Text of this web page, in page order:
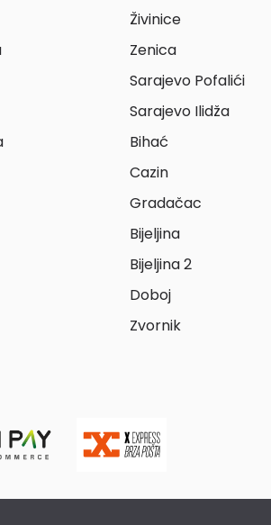
Živinice
Zenica
Sarajevo Pofalići
Sarajevo Ilidža
Bihać
Cazin
Gradačac
Bijeljina
Bijeljina 2
Doboj
Zvornik